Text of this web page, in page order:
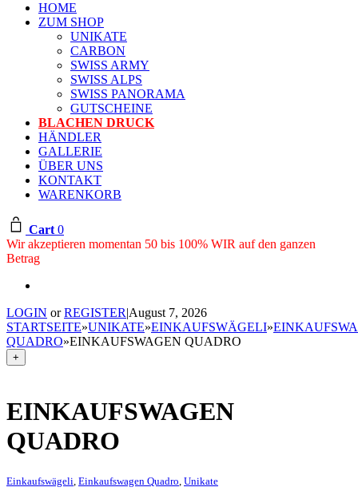
HOME
ZUM SHOP
UNIKATE
CARBON
SWISS ARMY
SWISS ALPS
SWISS PANORAMA
GUTSCHEINE
BLACHEN DRUCK
HÄNDLER
GALLERIE
ÜBER UNS
KONTAKT
WARENKORB
Cart 0
Wir akzeptieren momentan 50 bis 100% WIR auf den ganzen
Betrag
LOGIN orREGISTER|August 7, 2026
STARTSEITE»UNIKATE»EINKAUFSWÄGELI»
QUADRO»EINKAUFSWAGEN QUADRO
+
EINKAUFSWAGEN
QUADRO
Einkaufswägeli Einkaufswagen Quadro Unikate